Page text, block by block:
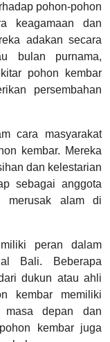
pohon-pohon
keagamaan dan
adakan secara
bulan purnama,
pohon kembar
persembahan
cara masyarakat
kembar. Mereka
dan kelestarian
sebagai anggota
merusak alam di
peran dalam
Bali. Beberapa
dukun atau ahli
kembar memiliki
masa depan dan
kembar juga